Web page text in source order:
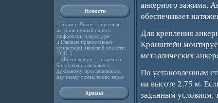
Новости
.: Адам и Лилит: запретная
история первой пары в
мифологии и культуре
.: Главные православные
монастыри Тверской области:
ТОП-5
.: «Богослов.ру — портал о
богословии как ключ к
духовному просвещению и
научному осмыслению веры»
Храмы
анкерного зажима.
обеспечивает
Для крепления
Кронштейн
металлических
По установленным
на высоте 2,75 м.
заданным условиям,